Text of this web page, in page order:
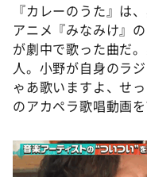
『カレーのうた』は
アニメ『みなみけ』
が劇中で歌った曲だ
人。小野が自身のラ
ゃあ歌いますよ、せ
のアカペラ歌唱動画